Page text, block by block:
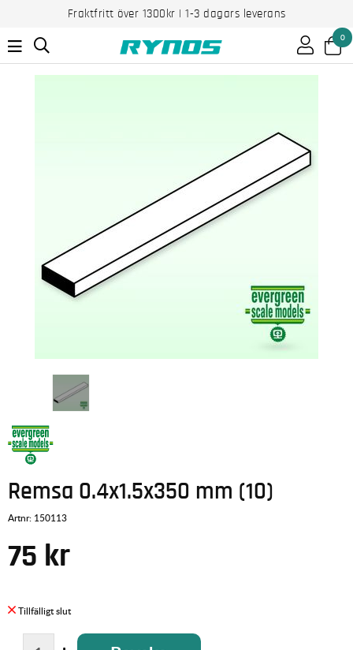
Fraktfritt över 1300kr | 1-3 dagars leverans
0
Remsa 0.4x1.5x350 mm (10)
Artnr: 150113
75 kr